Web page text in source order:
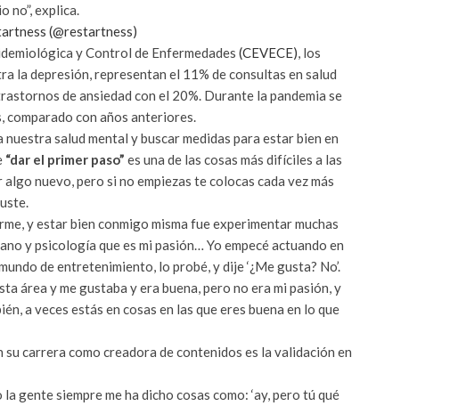
no”, explica.
(@restartness)
y Control de Enfermedades (CEVECE), los
la depresión, representan el 11% de consultas en salud
de ansiedad con el 20%. Durante la pandemia se
con años anteriores.
salud mental y buscar medidas para estar bien en
“dar el primer paso” es una de las cosas más difíciles a las
nuevo, pero si no empiezas te colocas cada vez más
y estar bien conmigo misma fue experimentar muchas
y psicología que es mi pasión… Yo empecé actuando en
de entretenimiento, lo probé, y dije ‘¿Me gusta? No’.
área y me gustaba y era buena, pero no era mi pasión, y
a veces estás en cosas en las que eres buena en lo que
su carrera como creadora de contenidos es la validación en
gente siempre me ha dicho cosas como: ‘ay, pero tú qué